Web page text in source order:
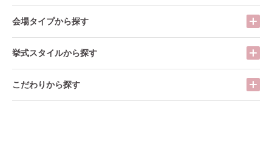
会場タイプから探す
挙式スタイルから探す
こだわりから探す